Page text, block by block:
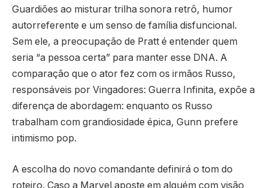
Guardiões ao misturar trilha sonora retrô, humor
autorreferente e um senso de família disfuncional.
Sem ele, a preocupação de Pratt é entender quem
seria “a pessoa certa” para manter esse DNA. A
comparação que o ator fez com os irmãos Russo,
responsáveis por Vingadores: Guerra Infinita, expõe a
diferença de abordagem: enquanto os Russo
trabalham com grandiosidade épica, Gunn prefere
intimismo pop.
A escolha do novo comandante definirá o tom do
roteiro. Caso a Marvel aposte em alguém com visão